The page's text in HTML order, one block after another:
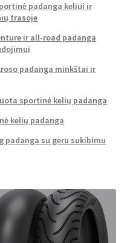
padanga keliui ir
trasoje
ir all-road padanga
padanga minkštai ir
sportinė kelių padanga
kelių padanga
padanga su geru sukibimu